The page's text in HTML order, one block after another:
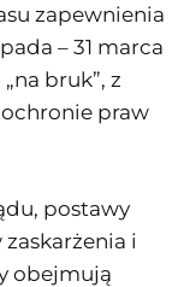
zapewnienia
– 31 marca
bruk”, z
praw
postawy
i
obejmują